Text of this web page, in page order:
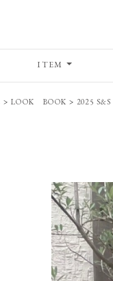
ITEM
> LOOK BOOK > 2025 S&S